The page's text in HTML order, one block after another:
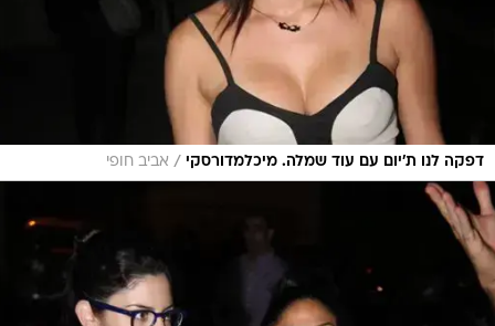
דפקה לנו ת'יום עם עוד שמלה. מיכלמדורסקי / אביב חופי